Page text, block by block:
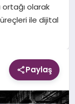
ortağı olarak
ile dijital
Paylaş